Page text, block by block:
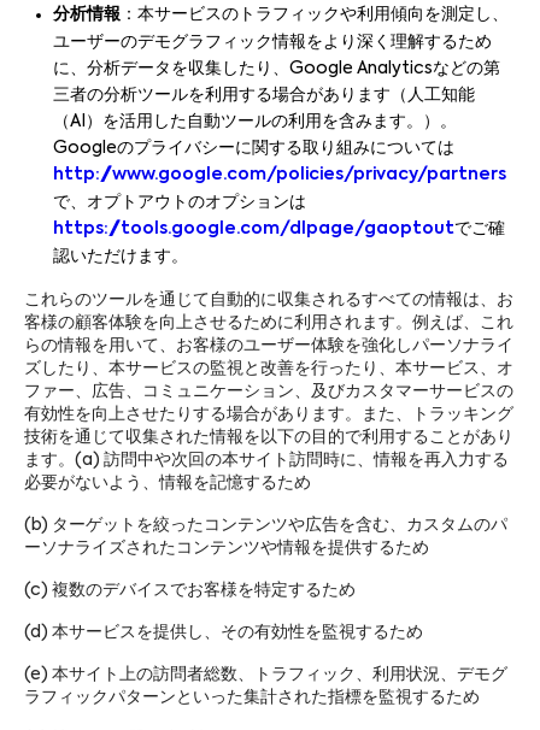
分析情報 ：本サービスのトラフィックや利用傾向を測定し、
ユーザーのデモグラフィック情報をより深く理解するため
に、分析データを収集したり、Google Analyticsなどの第
三者の分析ツールを利用する場合があります（人工知能
（AI）を活用した自動ツールの利用を含みます。）。
Googleのプライバシーに関する取り組みについては
http://www.google.com/policies/privacy/partners
で、オプトアウトのオプションは
https://tools.google.com/dlpage/gaoptoutでご確
認いただけます。
これらのツールを通じて自動的に収集されるすべての情報は、お
客様の顧客体験を向上させるために利用されます。例えば、これ
らの情報を用いて、お客様のユーザー体験を強化しパーソナライ
ズしたり、本サービスの監視と改善を行ったり、本サービス、オ
ファー、広告、コミュニケーション、及びカスタマーサービスの
有効性を向上させたりする場合があります。また、トラッキング
技術を通じて収集された情報を以下の目的で利用することがあり
ます。(a) 訪問中や次回の本サイト訪問時に、情報を再入力する
必要がないよう、情報を記憶するため
(b) ターゲットを絞ったコンテンツや広告を含む、カスタムのパ
ーソナライズされたコンテンツや情報を提供するため
(c) 複数のデバイスでお客様を特定するため
(d) 本サービスを提供し、その有効性を監視するため
(e) 本サイト上の訪問者総数、トラフィック、利用状況、デモグ
ラフィックパターンといった集計された指標を監視するため